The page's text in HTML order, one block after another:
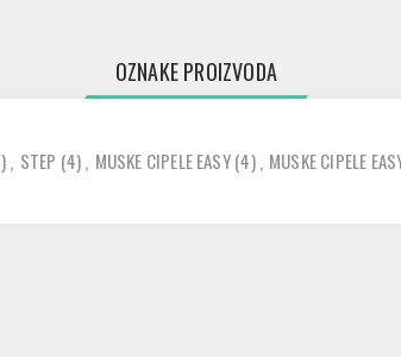
OZNAKE PROIZVODA
, STEP (4), MUSKE CIPELE EASY(4), MUSKE CIPELE